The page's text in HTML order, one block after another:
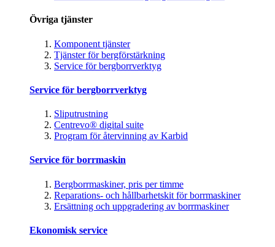
Övriga tjänster
Komponent tjänster
Tjänster för bergförstärkning
Service för bergborrverktyg
Service för bergborrverktyg
Sliputrustning
Centrevo® digital suite
Program för återvinning av Karbid
Service för borrmaskin
Bergborrmaskiner, pris per timme
Reparations- och hållbarhetskit för borrmaskiner
Ersättning och uppgradering av borrmaskiner
Ekonomisk service